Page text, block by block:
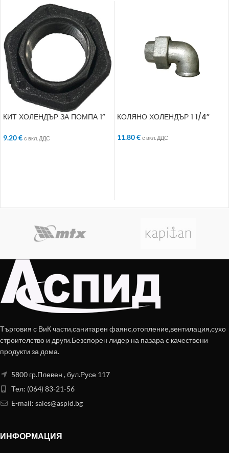
КИТ ХОЛЕНДЪР ЗА ПОМПА 1”
9.20€ с вкл. ДДС
КОЛЯНО ХОЛЕНДЪР 1 1/4”
11.80€ с вкл. ДДС
Търговия с ВиК части,санитарен фаянс,отопление,вентилация,сухо
строителство и други.Безспорен лидер на пазара с качествени
продукти за дома.
5800 гр.Плевен , бул.Русе 117
Тел: (064) 83-21-56
E-mail: sales@aspid.bg
ИНФОРМАЦИЯ